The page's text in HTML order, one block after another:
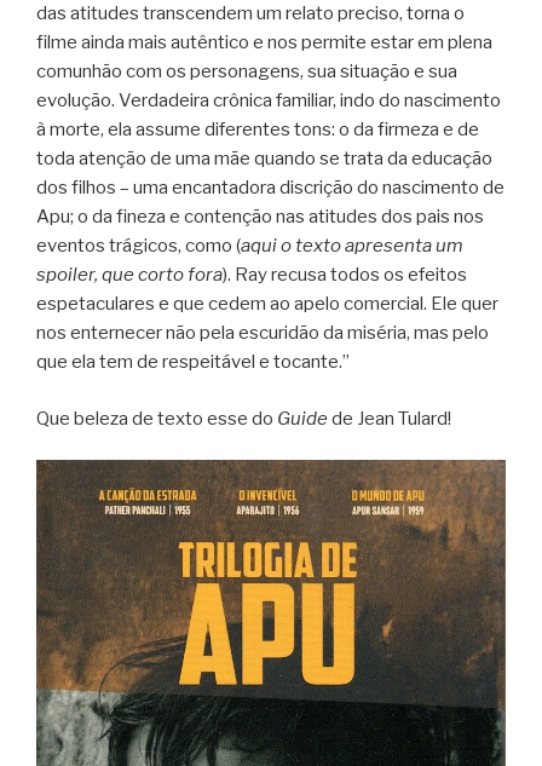
das atitudes transcendem um relato preciso, torna o
filme ainda mais autêntico e nos permite estar em plena
comunhão com os personagens, sua situação e sua
evolução. Verdadeira crônica familiar, indo do nascimento
à morte, ela assume diferentes tons: o da firmeza e de
toda atenção de uma mãe quando se trata da educação
dos filhos – uma encantadora discrição do nascimento de
Apu; o da fineza e contenção nas atitudes dos pais nos
eventos trágicos, como (aqui o texto apresenta um
spoiler, que corto fora). Ray recusa todos os efeitos
espetaculares e que cedem ao apelo comercial. Ele quer
nos enternecer não pela escuridão da miséria, mas pelo
que ela tem de respeitável e tocante.”
Que beleza de texto esse do Guide de Jean Tulard!